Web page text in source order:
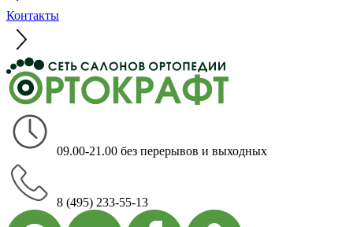
Контакты
09.00-21.00 без перерывов и выходных
8 (495) 233-55-13